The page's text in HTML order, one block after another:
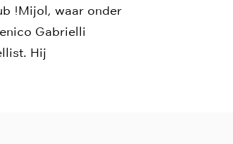
!Mijol, waar onder
Gabrielli
Hij